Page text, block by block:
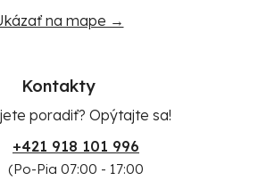
na mape →
Kontakty
poradiť? Opýtajte sa!
+421 918 101 996
(Po-Pia 07:00 - 17:00